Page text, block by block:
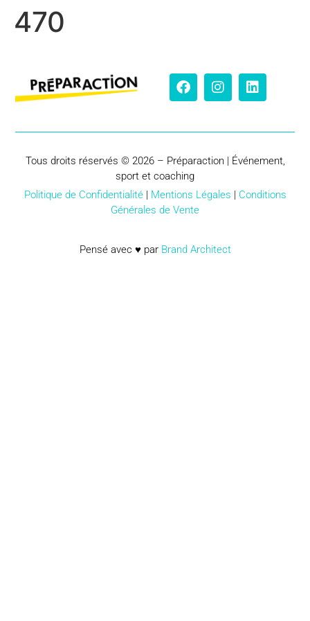
470
Tous droits réservés © 2026 – Préparaction | Événement,
sport et coaching
Politique de Confidentialité| Mentions Légales | Conditions
Générales de Vente
Pensé avec ♥ par Brand Architect